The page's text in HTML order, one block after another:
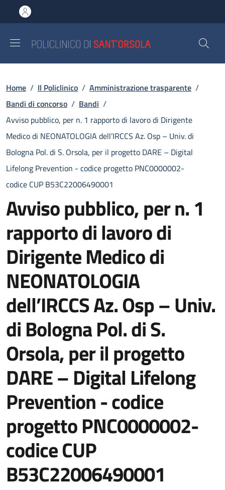
al contenuto principale
to footer content
Briciole di pane
Home / Il Policlinico / Amministrazione trasparente /
Bandi di concorso / Bandi /
Avviso pubblico, per n. 1 rapporto di lavoro di Dirigente
Medico di NEONATOLOGIA dell’IRCCS Az. Osp – Univ. di
Bologna Pol. di S. Orsola, per il progetto DARE – Digital
Lifelong Prevention - codice progetto PNC0000002-
codice CUP B53C22006490001
Avviso pubblico, per n. 1
rapporto di lavoro di
Dirigente Medico di
NEONATOLOGIA
dell’IRCCS Az. Osp – Univ.
di Bologna Pol. di S.
Orsola, per il progetto
DARE – Digital Lifelong
Prevention - codice
progetto PNC0000002-
codice CUP
B53C22006490001